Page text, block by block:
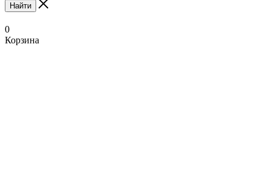
Найти
0
Корзина